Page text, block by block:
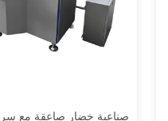
صناعية خضار صاعقة مع